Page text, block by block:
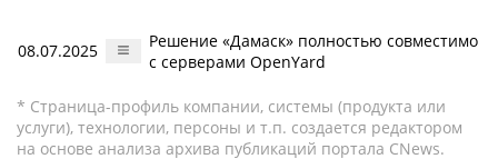
08.07.2025
Решение «Дамаск» полностью совместимо
с серверами OpenYard
* Страница-профиль компании, системы (продукта или
услуги), технологии, персоны и т.п. создается редактором
на основе анализа архива публикаций портала CNews.